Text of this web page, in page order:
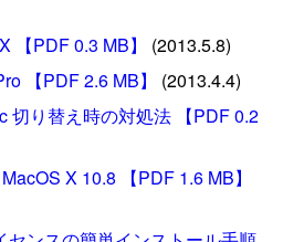
【PDF 0.3 MB】
(2013.5.8)
【PDF 2.6 MB】
(2013.4.4)
り替え時の対処法 【PDF 0.2
X 10.8 【PDF 1.6 MB】